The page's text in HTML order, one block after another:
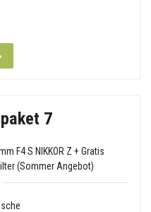
7
F4 S NIKKOR Z + Gratis
(Sommer Angebot)